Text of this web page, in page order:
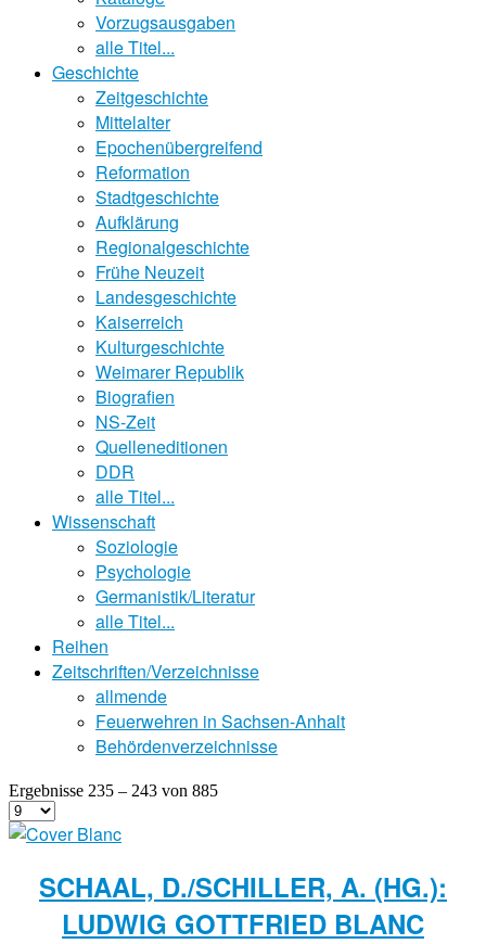
Vorzugsausgaben
alle Titel...
Geschichte
Zeitgeschichte
Mittelalter
Epochenübergreifend
Reformation
Stadtgeschichte
Aufklärung
Regionalgeschichte
Frühe Neuzeit
Landesgeschichte
Kaiserreich
Kulturgeschichte
Weimarer Republik
Biografien
NS-Zeit
Quelleneditionen
DDR
alle Titel...
Wissenschaft
Soziologie
Psychologie
Germanistik/Literatur
alle Titel...
Reihen
Zeitschriften/Verzeichnisse
allmende
Feuerwehren in Sachsen-Anhalt
Behördenverzeichnisse
Ergebnisse 235 – 243 von 885
SCHAAL, D./SCHILLER, A. (HG.):
LUDWIG GOTTFRIED BLANC